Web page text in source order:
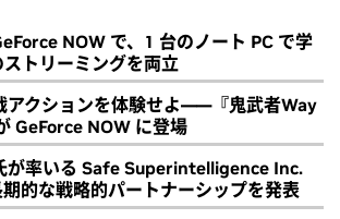
NOW で、1 台のノート PC で学
トリーミングを両立
アクションを体験せよ――『鬼武者Way
GeForce NOW に登場
が率いる Safe Superintelligence Inc.
的な戦略的パートナーシップを発表